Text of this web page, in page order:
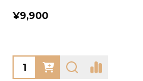
¥9,900
Quantity: